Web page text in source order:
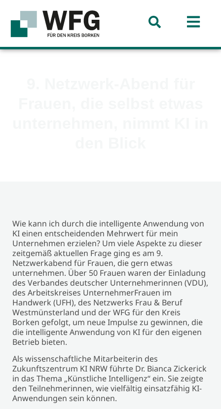
Wie kann ich durch die intelligente Anwendung von
KI einen entscheidenden Mehrwert für mein
Unternehmen erzielen? Um viele Aspekte zu dieser
zeitgemäß aktuellen Frage ging es am 9.
Netzwerkabend für Frauen, die gern etwas
unternehmen. Über 50 Frauen waren der Einladung
des Verbandes deutscher Unternehmerinnen (VDU),
des Arbeitskreises UnternehmerFrauen im
Handwerk (UFH), des Netzwerks Frau & Beruf
Westmünsterland und der WFG für den Kreis
Borken gefolgt, um neue Impulse zu gewinnen, die
die intelligente Anwendung von KI für den eigenen
Betrieb bieten.
Als wissenschaftliche Mitarbeiterin des
Zukunftszentrum KI NRW führte Dr. Bianca Zickerick
in das Thema „Künstliche Intelligenz“ ein. Sie zeigte
den Teilnehmerinnen, wie vielfältig einsatzfähig KI-
Anwendungen sein können.